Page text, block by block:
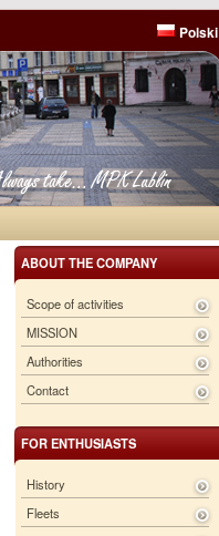
Polski
ABOUT THE COMPANY
Scope of activities
MISSION
Authorities
Contact
FOR ENTHUSIASTS
History
Fleets